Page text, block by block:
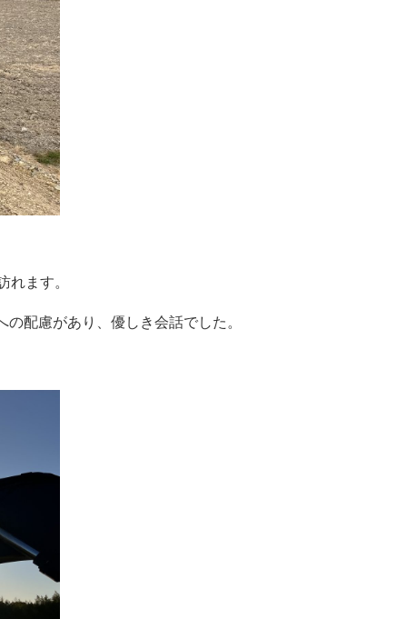
れます。
配慮があり、優しき会話でした。